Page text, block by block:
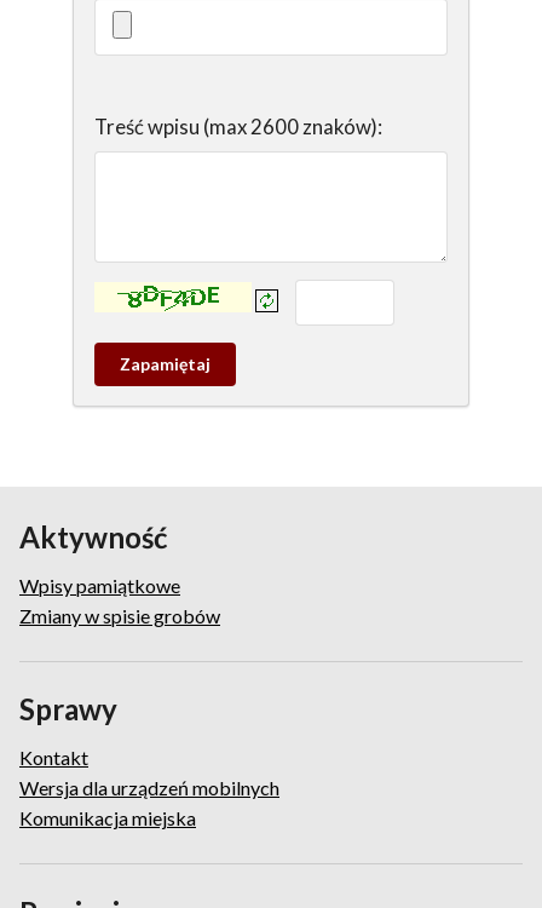
Treść wpisu (max 2600 znaków):
Kontrola - wprowadź tekst z obrazka:
Zapamietaj
wpis
Aktywność
Wpisy pamiątkowe
Zmiany w spisie grobów
Sprawy
Kontakt
Wersja dla urządzeń mobilnych
Komunikacja miejska